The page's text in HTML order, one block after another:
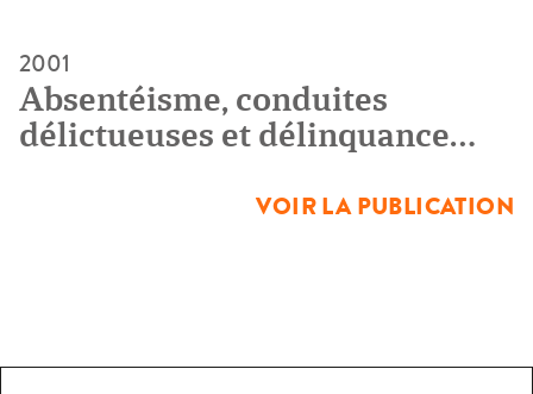
2001
Absentéisme, conduites
délictueuses et délinquance
VOIR LA PUBLICATION